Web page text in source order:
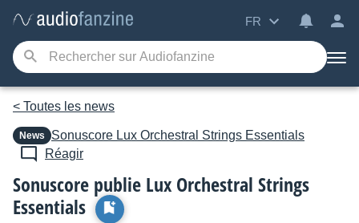
FR
< Toutes les news
News Sonuscore Lux Orchestral Strings Essentials
Réagir
Sonuscore publie Lux Orchestral Strings
Essentials